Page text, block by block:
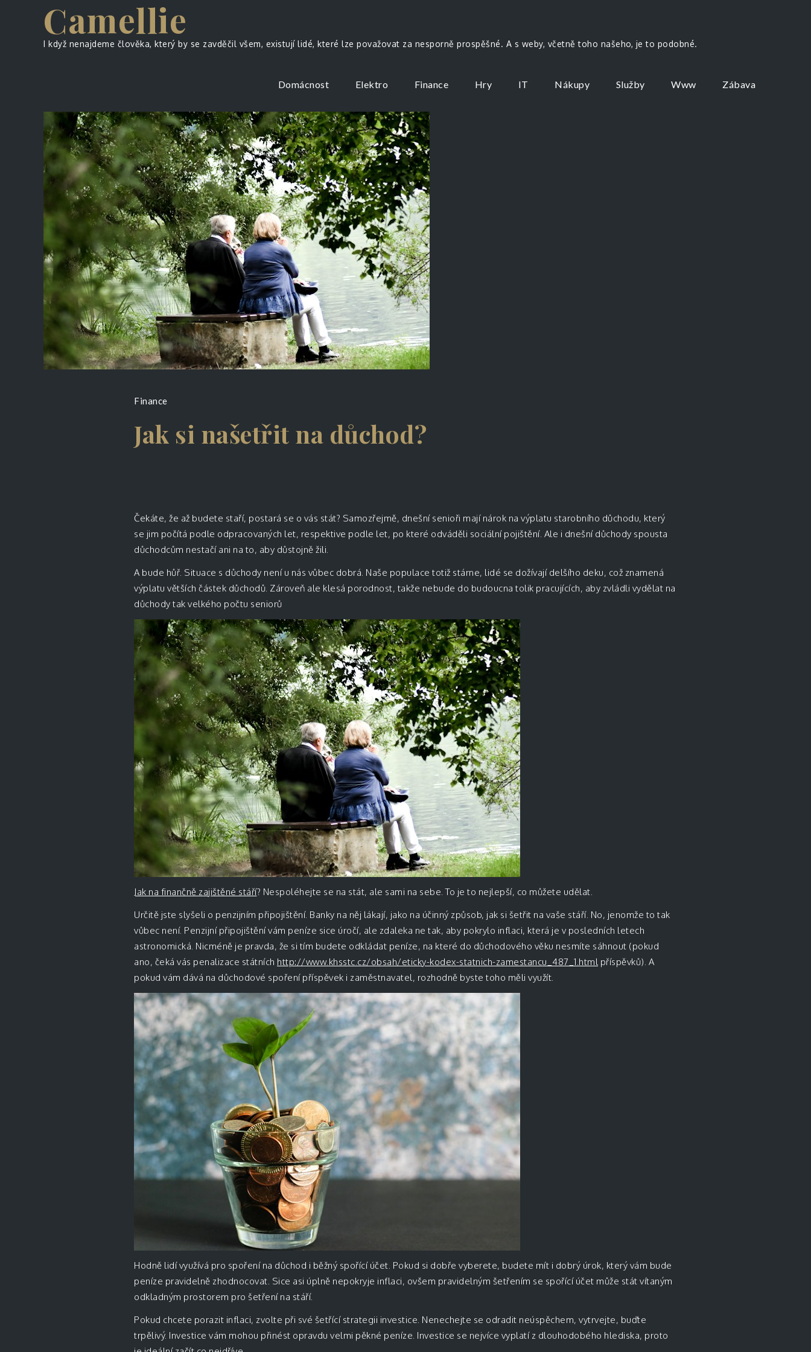
Camellie
I když nenajdeme člověka, který by se zavděčil všem, existují lidé, které lze považovat za nesporně prospěšné. A s weby, včetně toho našeho, je to podobné.
Domácnost Elektro Finance Hry IT Nákupy Služby Www Zábava
Finance
Jak si našetřit na důchod?
Čekáte, že až budete staří, postará se o vás stát? Samozřejmě, dnešní senioři mají nárok na výplatu starobního důchodu, který
se jim počítá podle odpracovaných let, respektive podle let, po které odváděli sociální pojištění. Ale i dnešní důchody spousta
důchodcům nestačí ani na to, aby důstojně žili.
A bude hůř. Situace s důchody není u nás vůbec dobrá. Naše populace totiž stárne, lidé se dožívají delšího deku, což znamená
výplatu větších částek důchodů. Zároveň ale klesá porodnost, takže nebude do budoucna tolik pracujících, aby zvládli vydělat na
důchody tak velkého počtu seniorů
Jak na finančně zajištěné stáří? Nespoléhejte se na stát, ale sami na sebe. To je to nejlepší, co můžete udělat.
Určitě jste slyšeli o penzijním připojištění. Banky na něj lákají, jako na účinný způsob, jak si šetřit na vaše stáří. No, jenomže to tak
vůbec není. Penzijní připojištění vám peníze sice úročí, ale zdaleka ne tak, aby pokrylo inflaci, která je v posledních letech
astronomická. Nicméně je pravda, že si tím budete odkládat peníze, na které do důchodového věku nesmíte sáhnout (pokud
ano, čeká vás penalizace státních http://www.khsstc.cz/obsah/eticky-kodex-statnich-zamestancu_487_1.htmlpříspěvků). A
pokud vám dává na důchodové spoření příspěvek i zaměstnavatel, rozhodně byste toho měli využít.
Hodně lidí využívá pro spoření na důchod i běžný spořící účet. Pokud si dobře vyberete, budete mít i dobrý úrok, který vám bude
peníze pravidelně zhodnocovat. Sice asi úplně nepokryje inflaci, ovšem pravidelným šetřením se spořící účet může stát vítaným
odkladným prostorem pro šetření na stáří.
Pokud chcete porazit inflaci, zvolte při své šetřící strategii investice. Nenechejte se odradit neúspěchem, vytrvejte, buďte
trpělivý. Investice vám mohou přinést opravdu velmi pěkné peníze. Investice se nejvíce vyplatí z dlouhodobého hlediska, proto